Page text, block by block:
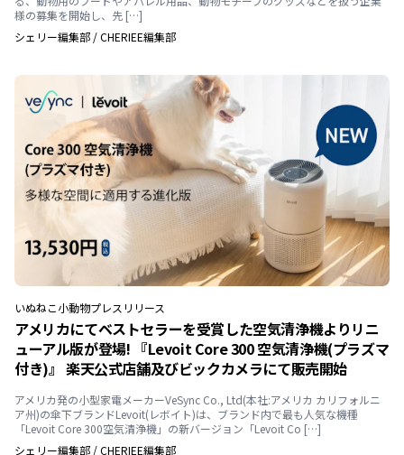
様の募集を開始し、先 […]
シェリー編集部 /CHERIEE編集部
いぬねこ小動物プレスリリース
アメリカにてベストセラーを受賞した空気清浄機よりリニ
ューアル版が登場! 『Levoit Core 300 空気清浄機(プラズマ
付き)』 楽天公式店舗及びビックカメラにて販売開始
アメリカ発の小型家電メーカーVeSync Co., Ltd(本社:アメリカ カリフォルニ
ア州)の傘下ブランドLevoit(レボイト)は、ブランド内で最も人気な機種
「Levoit Core 300空気清浄機」の新バージョン「Levoit Co […]
シェリー編集部 /CHERIEE編集部